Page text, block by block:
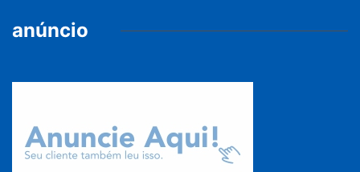
anúncio